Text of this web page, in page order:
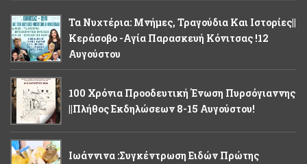
Τα Νυχτέρια: Μνήμες, Τραγούδια Και Ιστορίες||
Κεράσοβο -Αγία Παρασκευή Κόνιτσας !12
Αυγούστου
100 Χρόνια Προοδευτική Ένωση Πυρσόγιαννης
||Πλήθος Εκδηλώσεων 8-15 Αυγούστου!
Ιωάννινα :Συγκέντρωση Ειδών Πρώτης